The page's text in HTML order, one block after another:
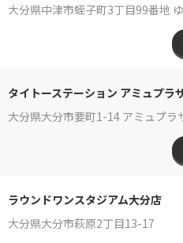
大分県中津市蛭子町3丁目99番地
タイトーステーション アミュプラ
大分県大分市要町1-14 アミュプラ
ラウンドワンスタジアム大分店
大分県大分市萩原2丁目13-17